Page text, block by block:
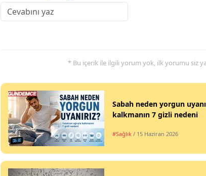
* Bu içerik ile ilgili yorum yok, ilk yorumu siz
Sabah neden yorgun
kalkmanın 7 gizli nedeni
#Sağlık / 15 Haziran 2026